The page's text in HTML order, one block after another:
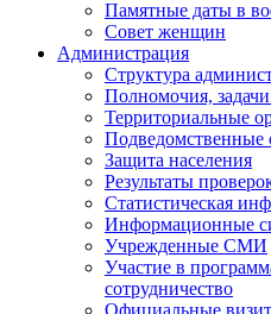
Памятные даты в
Совет женщин
Администрация
Структура
Полномочия,
Территориальные
Подведомственные
Защита населения
Результаты
Статистическая
Информационные
Учрежденные СМИ
Участие в
сотрудничество